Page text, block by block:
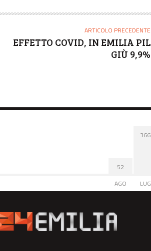
R
ARTICOLO PRECEDENTE
EFFETTO COVID, IN EMILIA PIL
GIÙ 9,9%
52
AGO
366
LUG